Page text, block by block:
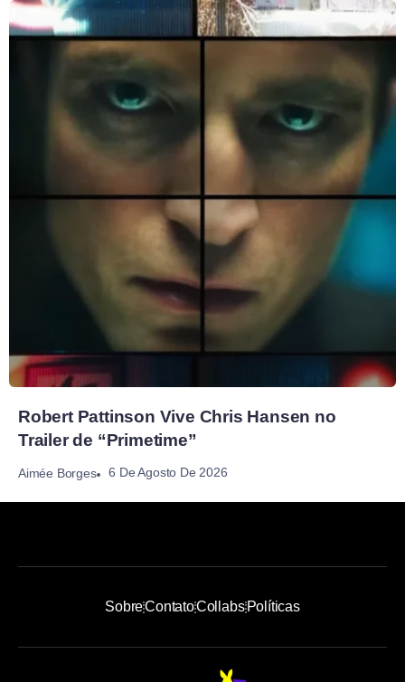
Robert Pattinson Vive Chris Hansen no
Trailer de “Primetime”
Aimée Borges 6 De Agosto De 2026
SobreContatoCollabsPolíticas